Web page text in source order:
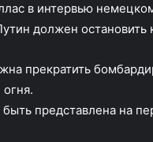
в интервью
должен остановить
прекратить
представлена на